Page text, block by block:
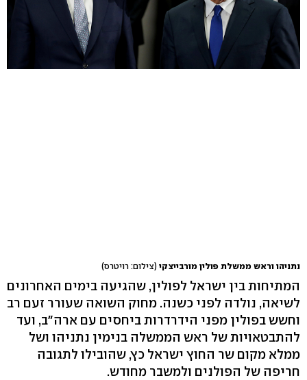
נתניהו וראש ממשלת פולין מורבייצקי (צילום: רויטרס)
המתיחות בין ישראל לפולין, שהגיעה בימים האחרונים
לשיאה, נולדה לפני כשנה. מחוק השואה שעורר זעם רב
וחשש בפולין מפני הידרדרות ביחסים עם ארה"ב, ועד
להתבטאויות של ראש הממשלה בנימין נתניהו ושל
ממלא מקום שר החוץ ישראל כץ, שהובילו לתגובה
חריפה של הפולנים ולמשבר מחודש.